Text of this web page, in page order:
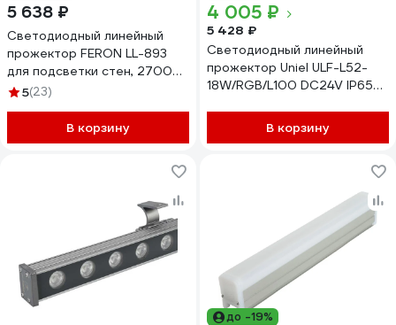
5 638 ₽
Светодиодный линейный
прожектор FERON LL-893
для подсветки стен, 2700K,
970x40x25mm, 24W DC24V,
5(23)
В корзину
4 005 ₽
5 428 ₽
Светодиодный линейный
прожектор Uniel ULF-L52-
18W/RGB/L100 DC24V IP65
В корзину
до -19%